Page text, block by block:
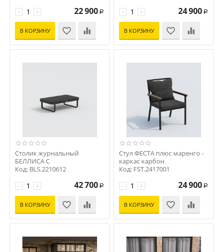
+
− 22 900 Р
В КОРЗИНУ
+
− 24 900 Р
В КОРЗИНУ
Столик журнальный
БЕЛЛИСА С
Код: BLS.2210612
+
− 42 700 Р
В КОРЗИНУ
Стул ФЕСТА плюс маренго -
каркас карбон
Код: FST.2417001
+
− 24 900 Р
В КОРЗИНУ